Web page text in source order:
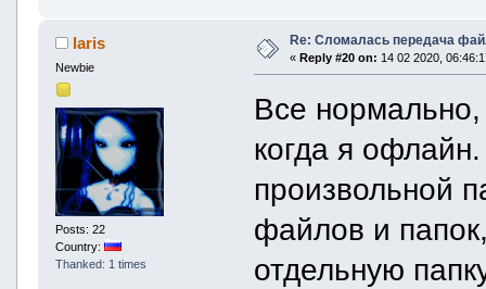
laris
Newbie
Posts: 22
Country:
Thanked: 1 times
Re: Сломалась передача
« Reply #20 on: 14 02 2020,
Все
когда я
произвольной
файлов и
отдельную